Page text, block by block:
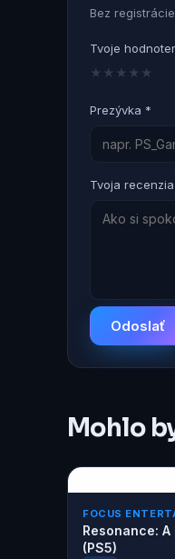
Bez
Tvoje
★
★
★
★
★
Prezývka *
Tvoja
Odoslať
Mohlo
FOCUS
Resonance:
(PS5)